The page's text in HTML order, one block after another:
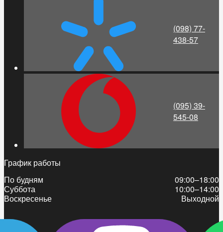
(098) 77-
438-57
(095) 39-
545-08
График работы
По будням
09:00–18:00
Суббота
10:00–14:00
Воскресенье
Выходной